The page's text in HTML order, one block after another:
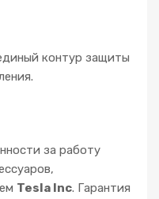
контур защиты
за работу
Tesla Inc. Гарантия